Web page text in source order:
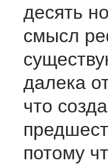
десять
смысл
далека
что
потому